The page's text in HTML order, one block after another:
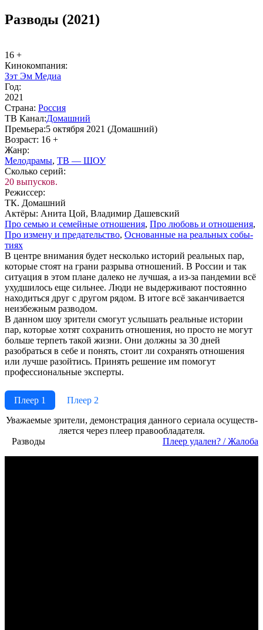
Разводы (2021)
16 +
Ки­но­ком­па­ния:
Зэт Эм Медиа
Год:
2021
Стра­на: Рос­сия
ТВ Ка­нал:До­маш­ний
Пре­мье­ра:5 октября 2021 (Домашний)
Воз­раст: 16 +
Жанр:
Ме­ло­дра­мы, ТВ — ШОУ
Сколь­ко се­рий:
20 выпусков.
Ре­жис­сер:
ТК. Домашний
Ак­тё­ры: Анита Цой, Владимир Дашевский
Про се­мью и се­мей­ные от­но­ше­ния, Про лю­бовь и от­но­ше­ния,
Про из­ме­ну и пре­да­тель­ст­во, Ос­но­ван­ные на ре­аль­ных со­бы­
ти­ях
В центре внимания будет несколько историй реальных пар,
которые стоят на грани разрыва отношений. В России и так
ситуация в этом плане далеко не лучшая, а из-за пандемии всё
ухудшилось еще сильнее. Люди не выдерживают постоянно
находиться друг с другом рядом. В итоге всё заканчивается
неизбежным разводом.
В данном шоу зрители смогут услышать реальные истории
пар, которые хотят сохранить отношения, но просто не могут
больше терпеть такой жизни. Они должны за 30 дней
разобраться в себе и понять, стоит ли сохранять отношения
или лучше разойтись. Принять решение им помогут
профессиональные эксперты.
Плеер 1
Плеер 2
Ува­жае­мые зри­те­ли, де­мон­ст­ра­ция дан­но­го се­риа­ла осу­ще­ст­в­
ля­ет­ся че­рез пле­ер пра­во­об­ла­да­те­ля.
Разводы
Пле­ер уда­лен? / Жа­ло­ба